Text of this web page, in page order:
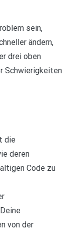
sein,
ändern,
drei oben
Schwierigkeiten
die
deren
Code zu
von der